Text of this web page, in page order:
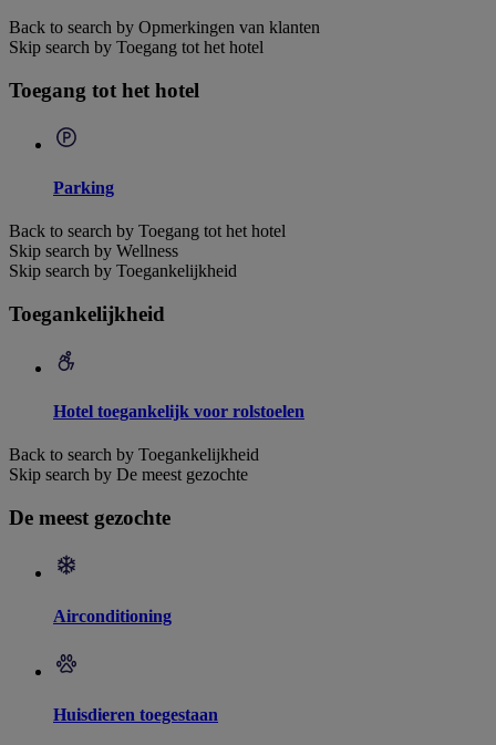
Back to search by Opmerkingen van klanten
Skip search by Toegang tot het hotel
Toegang tot het hotel
Parking
Back to search by Toegang tot het hotel
Skip search by Wellness
Skip search by Toegankelijkheid
Toegankelijkheid
Hotel toegankelijk voor rolstoelen
Back to search by Toegankelijkheid
Skip search by De meest gezochte
De meest gezochte
Airconditioning
Huisdieren toegestaan